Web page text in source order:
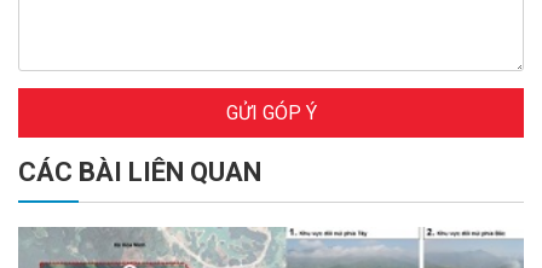
GỬI GÓP Ý
CÁC BÀI LIÊN QUAN